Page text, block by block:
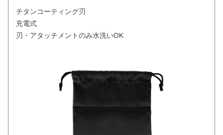
チタンコーティング刃
充電式
刃・アタッチメントのみ水洗いOK